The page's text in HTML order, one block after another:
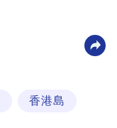
香港島